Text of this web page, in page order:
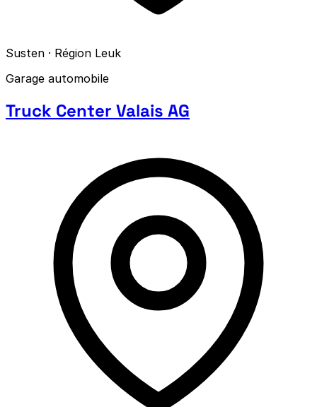
Susten · Région Leuk
Garage automobile
Truck Center Valais AG